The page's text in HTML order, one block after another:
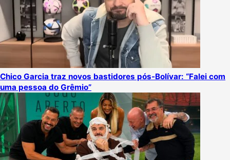
Chico Garcia traz novos bastidores pós-Bolívar: “Falei com
uma pessoa do Grêmio”